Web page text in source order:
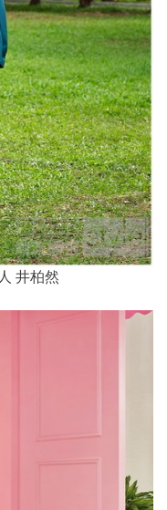
井柏然